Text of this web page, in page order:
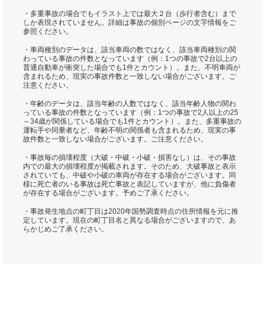
・多重事故の場合でもイラスト上では最大２台（歩行者含む）まで
しか表現されていません。詳細は事故の個別ページの文字情報をご
参照ください。
・車両種別のデータは、該当車両の数ではなく、該当車両種別の関
わっている事故の件数となっています（例：1つの事故で2台以上の
普通自動車が衝突した場合でも1件とカウント）。また、不明車両が
含まれるため、現実の事故件数と一致しない場合がございます。ご
注意ください。
・年齢のデータは、該当年齢の人数ではなく、該当年齢人物の関わ
っている事故の件数となっています（例：1つの事故で2人以上の25
～34歳が関係している場合でも1件とカウント）。また、多重事故の
運転手や同乗者など、年齢不明の関係者も含まれるため、現実の事
故件数と一致しない場合がございます。ご注意ください。
・事故毎の損壊程度（大破・中破・小破・損害なし）は、その事故
内での最大の損壊程度が掲載されます。そのため、大破事故と表示
されていても、中破や小破の車両が存在する場合がございます。同
様に死亡者のいる事故は死亡事故と表記していますが、他に負傷者
が存在する場合がございます。予めご了承ください。
・事故発生地点の町丁目は2020年国勢調査時点の住所情報を元に推
定しています。現在の町丁目名と異なる場合がございますので、あ
らかじめご了承ください。